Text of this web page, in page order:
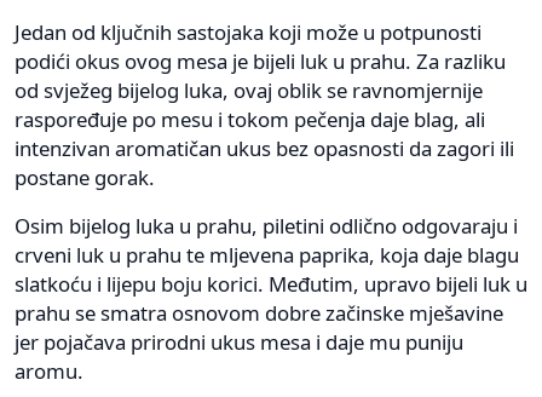
Jedan od ključnih sastojaka koji može u potpunosti
podići okus ovog mesa je bijeli luk u prahu. Za razliku
od svježeg bijelog luka, ovaj oblik se ravnomjernije
raspoređuje po mesu i tokom pečenja daje blag, ali
intenzivan aromatičan ukus bez opasnosti da zagori ili
postane gorak.
Osim bijelog luka u prahu, piletini odlično odgovaraju i
crveni luk u prahu te mljevena paprika, koja daje blagu
slatkoću i lijepu boju korici. Međutim, upravo bijeli luk u
prahu se smatra osnovom dobre začinske mješavine
jer pojačava prirodni ukus mesa i daje mu puniju
aromu.